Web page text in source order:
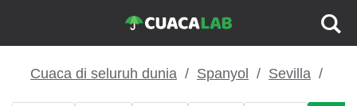
Cuaca di seluruh dunia Spanyol Sevilla